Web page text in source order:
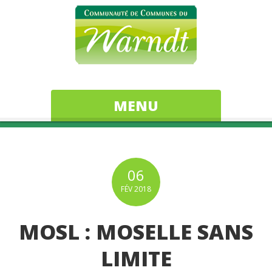
MENU
06
FÉV2018
MOSL : MOSELLE SANS
LIMITE